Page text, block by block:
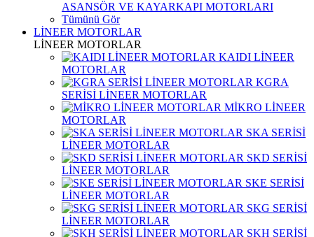
ASANSÖR VE KAYARKAPI MOTORLARI
Tümünü Gör
LİNEER MOTORLAR
LİNEER MOTORLAR
KAIDI LİNEER
MOTORLAR
KGRA
SERİSİ LİNEER MOTORLAR
MİKRO LİNEER
MOTORLAR
SKA SERİSİ
LİNEER MOTORLAR
SKD SERİSİ
LİNEER MOTORLAR
SKE SERİSİ
LİNEER MOTORLAR
SKG SERİSİ
LİNEER MOTORLAR
SKH SERİSİ